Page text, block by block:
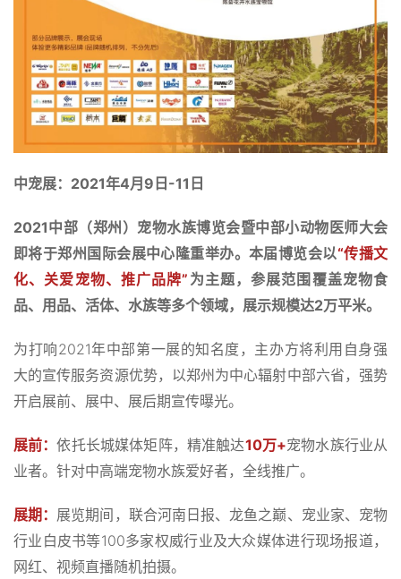
中宠展： 2021年4月 9 日 -11 日
2021中部（郑州）宠物水族博览会暨中部小动物医师大会
即将于郑州国际会展中心隆重举办。本届博览会以“传播文
化、关爱宠物、推广品牌” 为主题，参展范围覆盖宠物食
品、用品、活体、水族等多个领域，展示规模达2万平米。
为打响2021年中部第一展的知名度，主办方将利用自身强
大的宣传服务资源优势，以郑州为中心辐射中部六省，强势
开启展前、展中、展后期宣传曝光。
展前：依托长城媒体矩阵，精准触达10万+宠物水族行业从
业者。针对中高端宠物水族爱好者，全线推广。
展期： 展览期间，联合河南日报、龙鱼之巅、宠业家、宠物
行业白皮书等100多家权威行业及大众媒体进行现场报道，
网红、视频直播随机拍摄。